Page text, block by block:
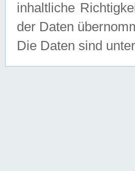
inhaltliche
der Daten
Die Daten sind